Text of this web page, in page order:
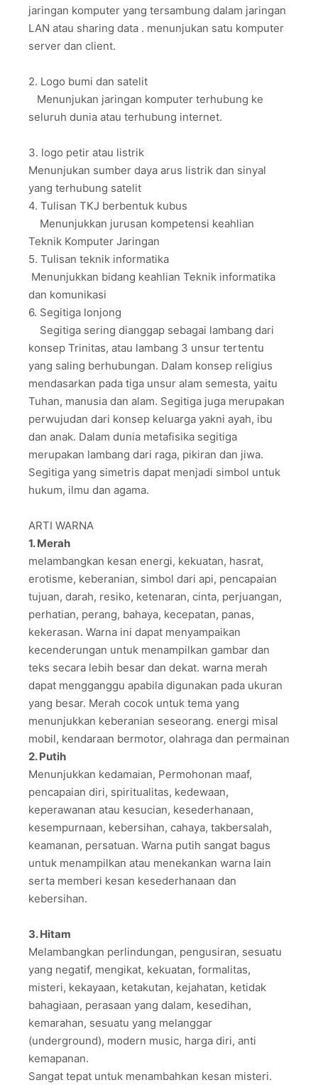
jaringan komputer yang tersambung dalam jaringan
LAN atau sharing data . menunjukan satu komputer
server dan client.
2. Logo bumi dan satelit
Menunjukan jaringan komputer terhubung ke
seluruh dunia atau terhubung internet.
3. logo petir atau listrik
Menunjukan sumber daya arus listrik dan sinyal
yang terhubung satelit
4. Tulisan TKJ berbentuk kubus
Menunjukkan jurusan kompetensi keahlian
Teknik Komputer Jaringan
5. Tulisan teknik informatika
Menunjukkan bidang keahlian Teknik informatika
dan komunikasi
6. Segitiga lonjong
Segitiga sering dianggap sebagai lambang dari
konsep Trinitas, atau lambang 3 unsur tertentu
yang saling berhubungan. Dalam konsep religius
mendasarkan pada tiga unsur alam semesta, yaitu
Tuhan, manusia dan alam. Segitiga juga merupakan
perwujudan dari konsep keluarga yakni ayah, ibu
dan anak. Dalam dunia metafisika segitiga
merupakan lambang dari raga, pikiran dan jiwa.
Segitiga yang simetris dapat menjadi simbol untuk
hukum, ilmu dan agama.
ARTI WARNA
1. Merah
melambangkan kesan energi, kekuatan, hasrat,
erotisme, keberanian, simbol dari api, pencapaian
tujuan, darah, resiko, ketenaran, cinta, perjuangan,
perhatian, perang, bahaya, kecepatan, panas,
kekerasan. Warna ini dapat menyampaikan
kecenderungan untuk menampilkan gambar dan
teks secara lebih besar dan dekat. warna merah
dapat mengganggu apabila digunakan pada ukuran
yang besar. Merah cocok untuk tema yang
menunjukkan keberanian seseorang. energi misal
mobil, kendaraan bermotor, olahraga dan permainan
2. Putih
Menunjukkan kedamaian, Permohonan maaf,
pencapaian diri, spiritualitas, kedewaan,
keperawanan atau kesucian, kesederhanaan,
kesempurnaan, kebersihan, cahaya, takbersalah,
keamanan, persatuan. Warna putih sangat bagus
untuk menampilkan atau menekankan warna lain
serta memberi kesan kesederhanaan dan
kebersihan.
3. Hitam
Melambangkan perlindungan, pengusiran, sesuatu
yang negatif, mengikat, kekuatan, formalitas,
misteri, kekayaan, ketakutan, kejahatan, ketidak
bahagiaan, perasaan yang dalam, kesedihan,
kemarahan, sesuatu yang melanggar
(underground), modern music, harga diri, anti
kemapanan.
Sangat tepat untuk menambahkan kesan misteri.